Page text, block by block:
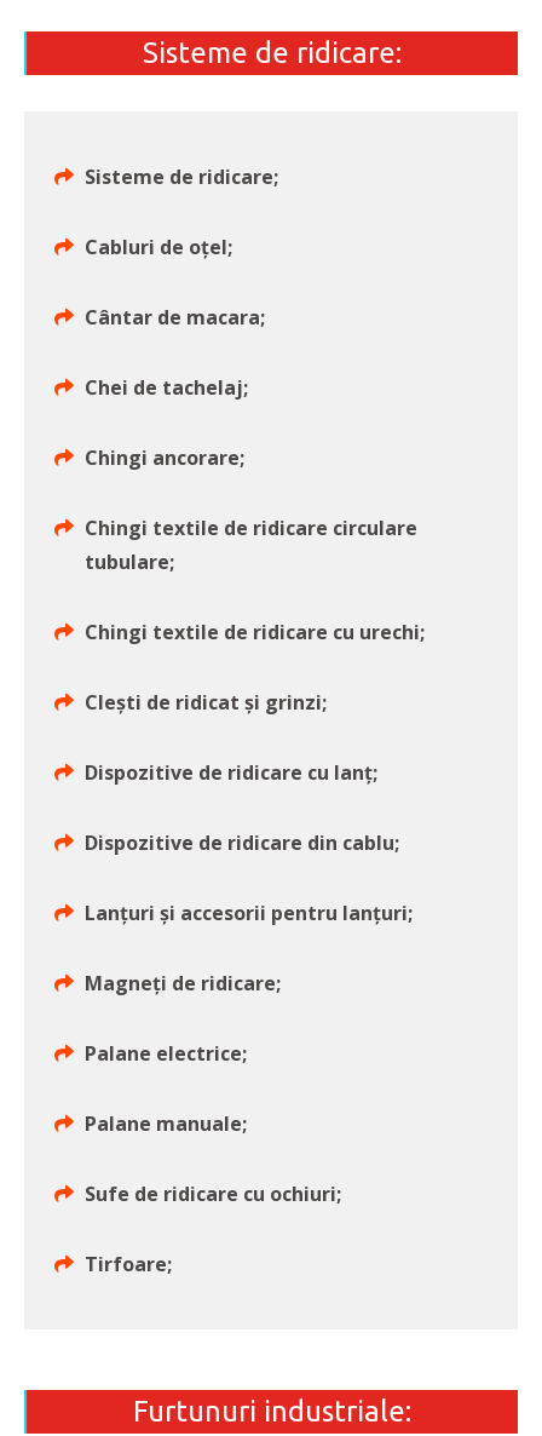
Sisteme de ridicare:
Sisteme de ridicare;
Cabluri de oțel;
Cântar de macara;
Chei de tachelaj;
Chingi ancorare;
Chingi textile de ridicare circulare
tubulare;
Chingi textile de ridicare cu urechi;
Clești de ridicat și grinzi;
Dispozitive de ridicare cu lanț;
Dispozitive de ridicare din cablu;
Lanțuri și accesorii pentru lanțuri;
Magneți de ridicare;
Palane electrice;
Palane manuale;
Sufe de ridicare cu ochiuri;
Tirfoare;
Furtunuri industriale: